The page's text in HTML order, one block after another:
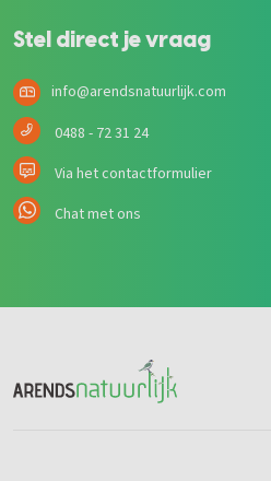
Stel direct je vraag
info@arendsnatuurlijk.com
0488 - 72 31 24
Via het contactformulier
Chat met ons